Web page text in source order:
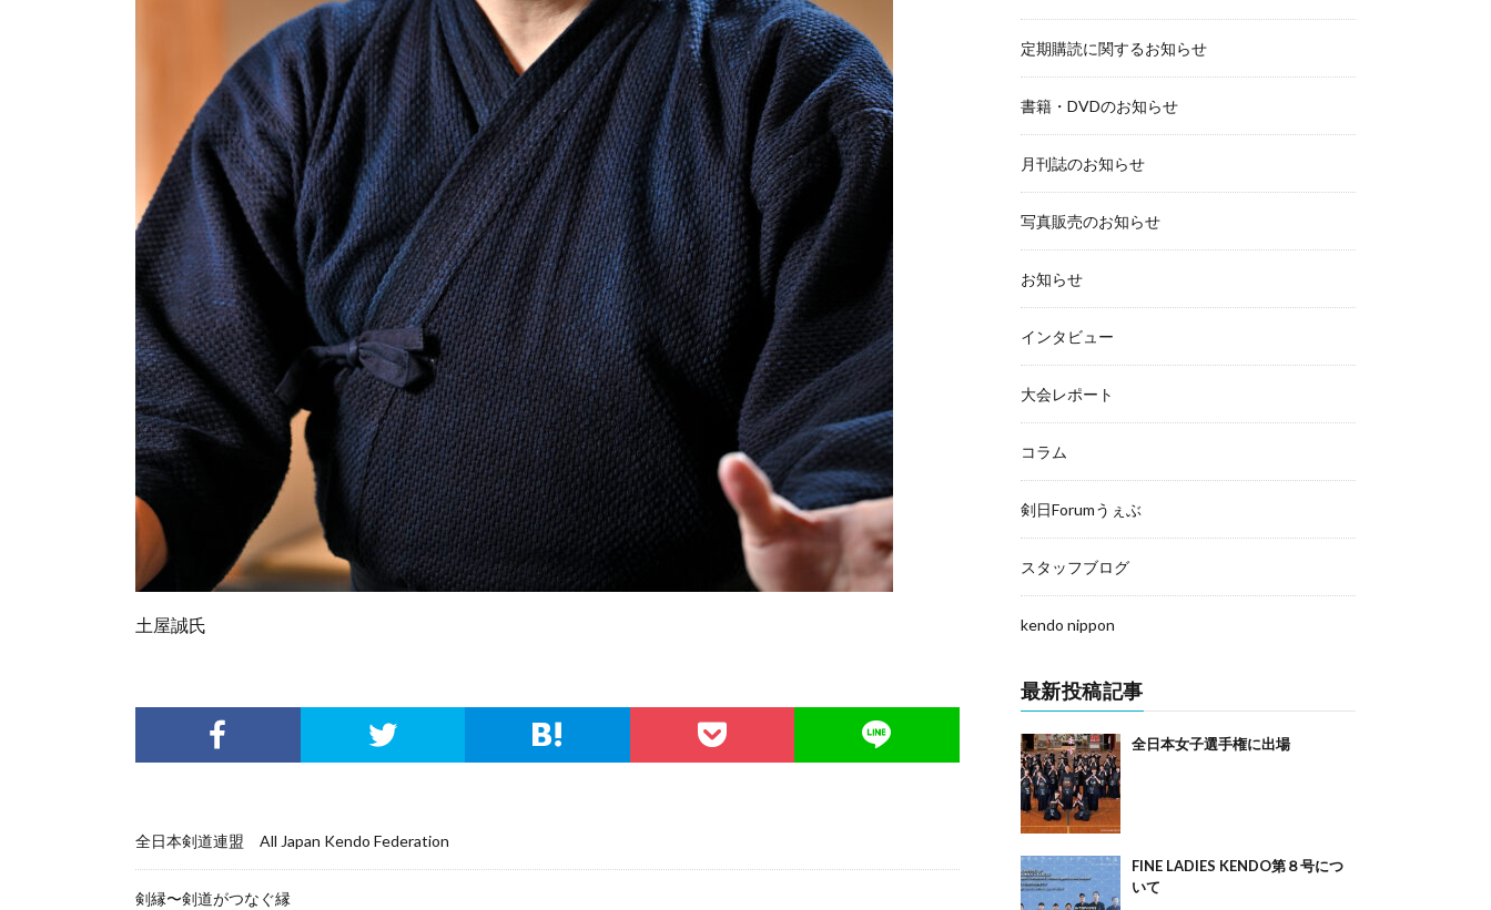
土屋誠氏
全日本剣道連盟 All Japan Kendo Federation
剣縁〜剣道がつなぐ縁
定期購読に関するお知らせ
書籍・DVDのお知らせ
月刊誌のお知らせ
写真販売のお知らせ
お知らせ
インタビュー
大会レポート
コラム
剣日Forumうぇぶ
スタッフブログ
kendo nippon
最新投稿記事
全日本女子選手権に出場
FINE LADIES KENDO第８号につ
いて